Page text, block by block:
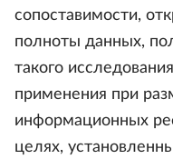
сопоставимости,
полноты данных,
такого
применения при
информационных
целях,